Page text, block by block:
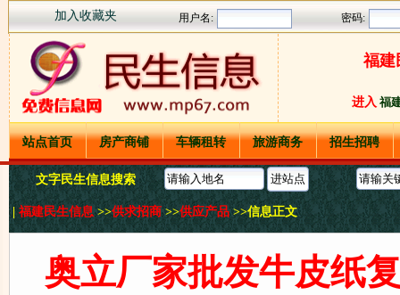
加入收藏夹
福建
进入 福
站点首页 房产商铺 车辆租转 旅游商务 招生招聘
文字民生信息搜索
| 福建民生信息>>供求招商>>供应产品>>信息正文
奥立厂家批发牛皮纸